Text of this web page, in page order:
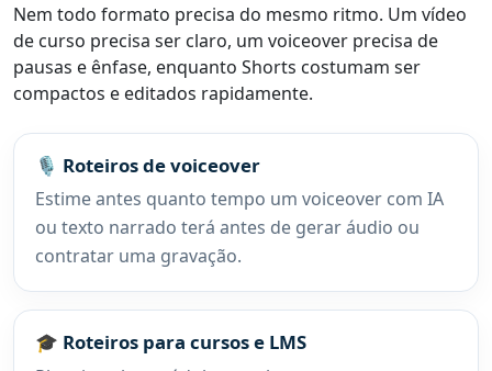
Nem todo formato precisa do mesmo ritmo. Um vídeo
de curso precisa ser claro, um voiceover precisa de
pausas e ênfase, enquanto Shorts costumam ser
compactos e editados rapidamente.
🎙️ Roteiros de voiceover
Estime antes quanto tempo um voiceover com IA
ou texto narrado terá antes de gerar áudio ou
contratar uma gravação.
🎓 Roteiros para cursos e LMS